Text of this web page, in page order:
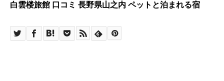
白雲楼旅館 口コミ 長野県山之内 ペットと泊まれる宿